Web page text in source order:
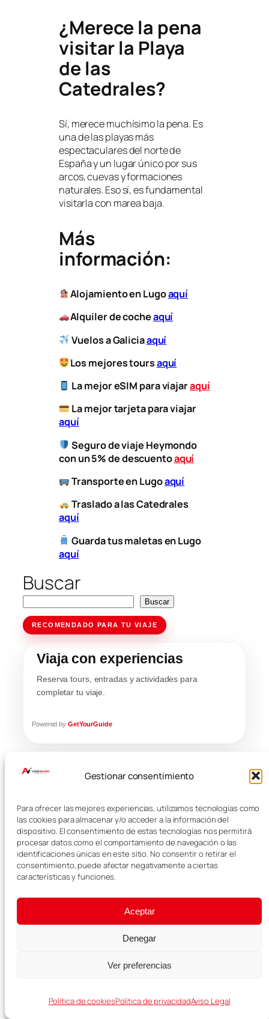
Gestionar consentimiento
Para ofrecer las mejores experiencias, utilizamos tecnologías como
las cookies para almacenar y/o acceder a la información del
dispositivo. El consentimiento de estas tecnologías nos permitirá
procesar datos como el comportamiento de navegación o las
identificaciones únicas en este sitio. No consentir o retirar el
consentimiento, puede afectar negativamente a ciertas
características y funciones.
Aceptar
Denegar
Ver preferencias
Política de cookiesPolítica de privacidadAviso Legal
¿Merece la pena
visitar la Playa
de las
Catedrales?
Sí, merece muchísimo la pena. Es
una de las playas más
espectaculares del norte de
España y un lugar único por sus
arcos, cuevas y formaciones
naturales. Eso sí, es fundamental
visitarla con marea baja.
Más
información:
Alojamiento en Lugoaquí
Alquiler de cocheaquí
Vuelos a Galiciaaquí
Los mejores toursaquí
La mejor eSIM para viajaraquí
La mejor tarjeta para viajar
aquí
Seguro de viaje Heymondo
con un 5% de descuentoaquí
​Transporteen Lugoaquí
​Traslado a las Catedrales
aquí
Guarda tus maletas en Lugo
aquí
Buscar
Buscar
RECOMENDADO PARA TU VIAJE
Viaja con experiencias
Reserva tours, entradas y actividades para
completar tu viaje.
Powered by GetYourGuide
SEGURO DE VIAJE RECOMENDADO
Heymondo 5% dto.
Viaja protegido
Contrata tu seguro de viaje con descuento y viaja
con asistencia médica, incidencias y protección ante